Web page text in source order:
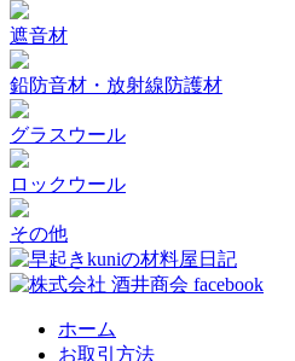
遮音材
鉛防音材・放射線防護材
グラスウール
ロックウール
その他
ホーム
お取引方法